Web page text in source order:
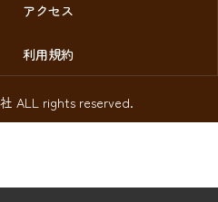
アクセス
利用規約
ALL rights reserved.